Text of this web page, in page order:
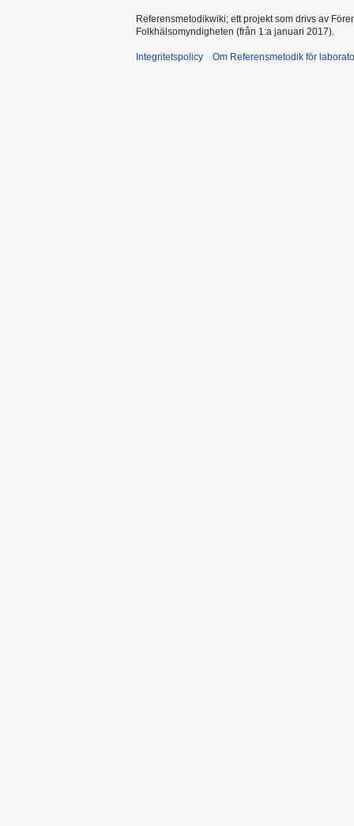
Referensmetodikwiki; ett projekt som drivs av
Folkhälsomyndigheten (från 1:a januari 2017).
Integritetspolicy Om Referensmetodik för